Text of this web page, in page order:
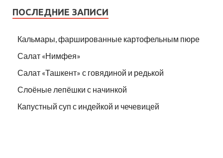
ПОСЛЕДНИЕ ЗАПИСИ
Кальмары, фаршированные картофельным пюре
Салат «Нимфея»
Салат «Ташкент» с говядиной и редькой
Слоёные лепёшки с начинкой
Капустный суп с индейкой и чечевицей